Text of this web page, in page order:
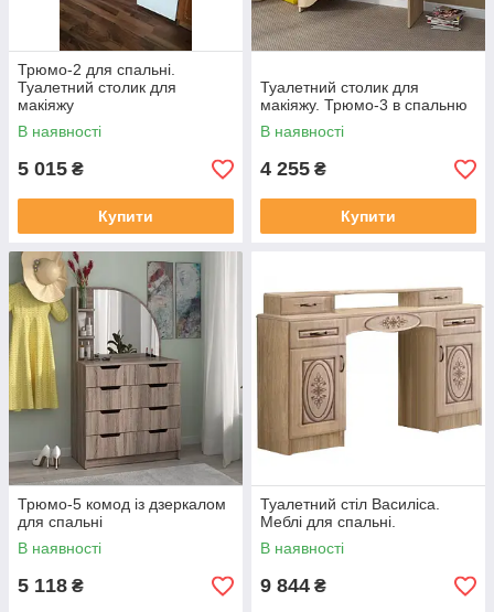
Трюмо-2 для спальні.
Туалетний столик для
макіяжу
В наявності
5 015 ₴
Купити
Туалетний столик для
макіяжу. Трюмо-3 в спальню
В наявності
4 255 ₴
Купити
Трюмо-5 комод із дзеркалом
для спальні
В наявності
5 118 ₴
Туалетний стіл Василіса.
Меблі для спальні.
В наявності
9 844 ₴